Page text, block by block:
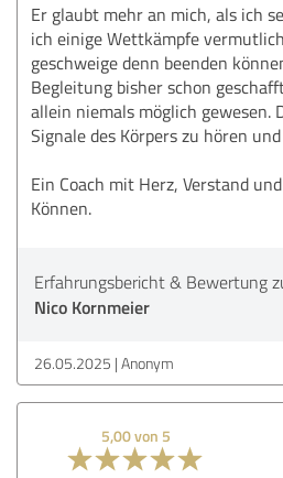
Er glaubt mehr an mich, als ich
ich einige Wettkämpfe
geschweige denn beenden
Begleitung bisher schon
allein niemals möglich gewesen.
Signale des Körpers zu hören
Ein Coach mit Herz, Verstand
Können.
Erfahrungsbericht & Bewertung
Nico Kornmeier
26.05.2025 Anonym
5,00 von 5